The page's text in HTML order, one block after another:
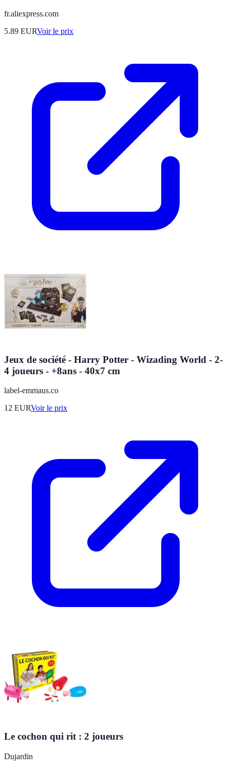
fr.aliexpress.com
5.89 EURVoir le prix
Jeux de société - Harry Potter - Wizading World - 2-
4 joueurs - +8ans - 40x7 cm
label-emmaus.co
12 EURVoir le prix
Le cochon qui rit : 2 joueurs
Dujardin